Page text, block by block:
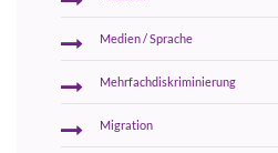
Medien / Sprache
Mehrfachdiskriminierung
Migration